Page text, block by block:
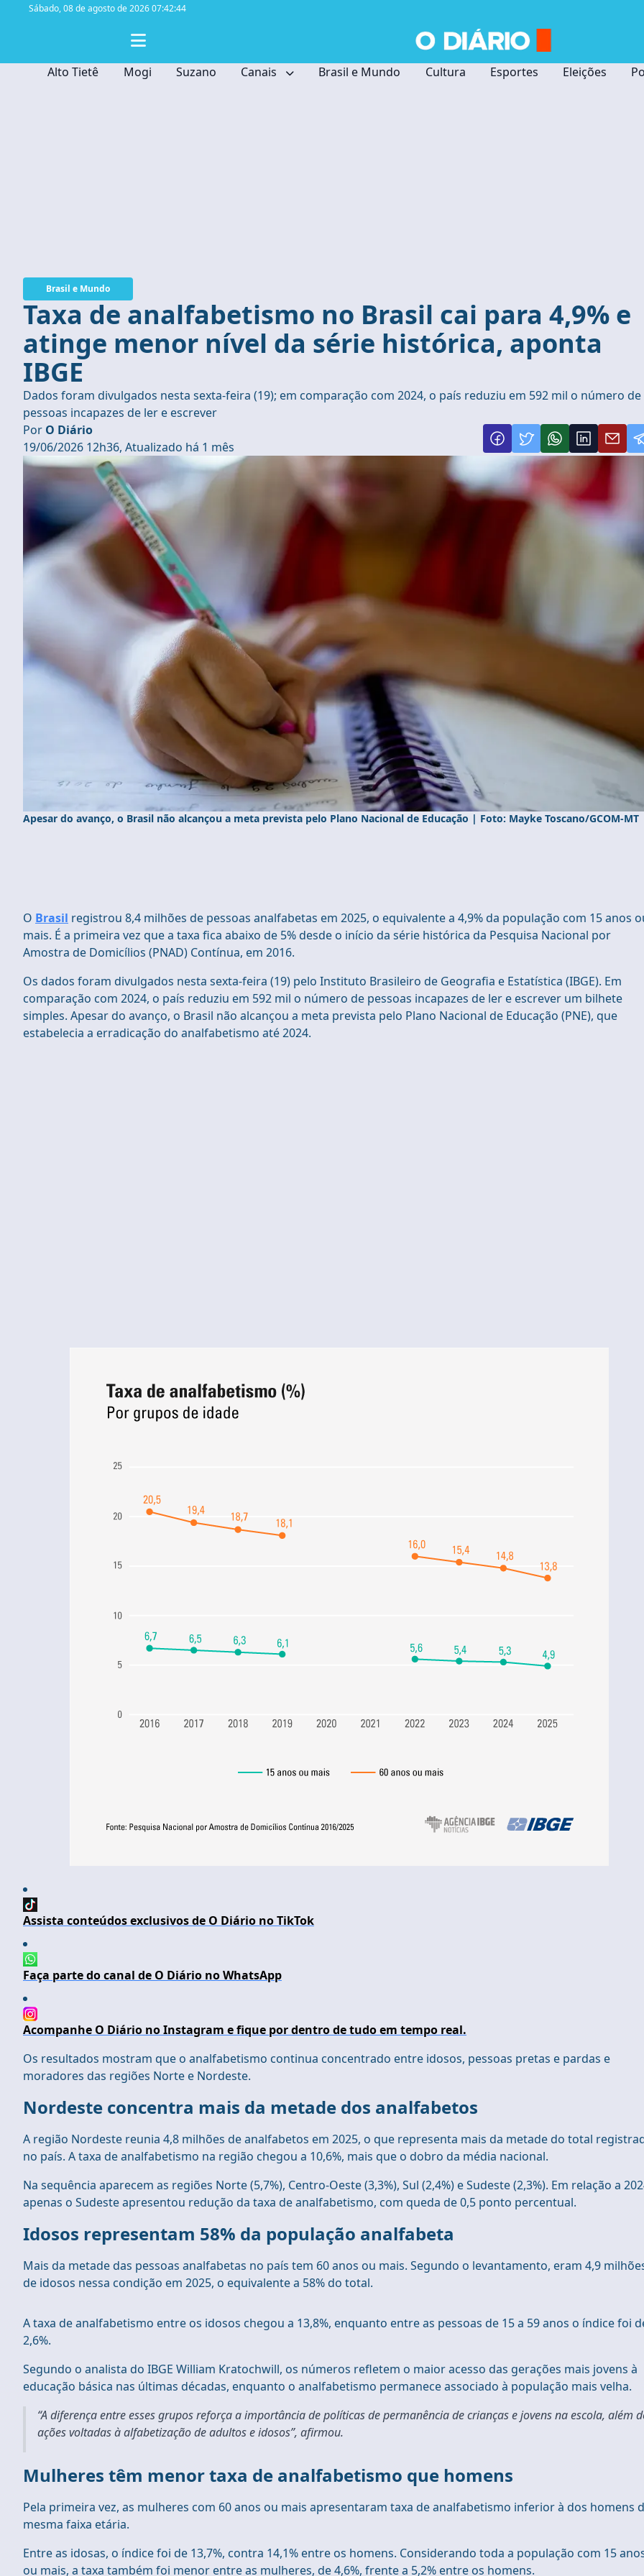
Sábado,08 de agosto de 2026 07:42:45
Alto Tietê Mogi Suzano Canais Brasil e Mundo Cultura Esportes Eleições
Brasil e Mundo
Taxa de analfabetismo no Brasil cai para 4,9% e
atinge menor nível da série histórica, aponta
IBGE
Dados foram divulgados nesta sexta-feira (19); em comparação com 2024, o país reduziu em 592 mil o número de
pessoas incapazes de ler e escrever
Por O Diário
19/06/2026 12h36, Atualizado há 1 mês
Apesar do avanço, o Brasil não alcançou a meta prevista pelo Plano Nacional de Educação | Foto: Mayke Toscano/GCOM-MT
O Brasil registrou 8,4 milhões de pessoas analfabetas em 2025, o equivalente a 4,9% da população com 15 anos
mais. É a primeira vez que a taxa fica abaixo de 5% desde o início da série histórica da Pesquisa Nacional por
Amostra de Domicílios (PNAD) Contínua, em 2016.
Os dados foram divulgados nesta sexta-feira (19) pelo Instituto Brasileiro de Geografia e Estatística (IBGE). Em
comparação com 2024, o país reduziu em 592 mil o número de pessoas incapazes de ler e escrever um bilhete
simples. Apesar do avanço, o Brasil não alcançou a meta prevista pelo Plano Nacional de Educação (PNE), que
estabelecia a erradicação do analfabetismo até 2024.
Assista conteúdos exclusivos de O Diário no TikTok
Faça parte do canal de O Diário no WhatsApp
Acompanhe O Diário no Instagram e fique por dentro de tudo em tempo real.
Os resultados mostram que o analfabetismo continua concentrado entre idosos, pessoas pretas e pardas e
moradores das regiões Norte e Nordeste.
Nordeste concentra mais da metade dos analfabetos
A região Nordeste reunia 4,8 milhões de analfabetos em 2025, o que representa mais da metade do total
no país. A taxa de analfabetismo na região chegou a 10,6%, mais que o dobro da média nacional.
Na sequência aparecem as regiões Norte (5,7%), Centro-Oeste (3,3%), Sul (2,4%) e Sudeste (2,3%). Em relação a
apenas o Sudeste apresentou redução da taxa de analfabetismo, com queda de 0,5 ponto percentual.
Idosos representam 58% da população analfabeta
Mais da metade das pessoas analfabetas no país tem 60 anos ou mais. Segundo o levantamento, eram 4,9
de idosos nessa condição em 2025, o equivalente a 58% do total.
A taxa de analfabetismo entre os idosos chegou a 13,8%, enquanto entre as pessoas de 15 a 59 anos o índice foi
2,6%.
Segundo o analista do IBGE William Kratochwill, os números refletem o maior acesso das gerações mais jovens à
educação básica nas últimas décadas, enquanto o analfabetismo permanece associado à população mais velha.
“A diferença entre esses grupos reforça a importância de políticas de permanência de crianças e jovens na escola, além
ações voltadas à alfabetização de adultos e idosos”, afirmou.
Mulheres têm menor taxa de analfabetismo que homens
Pela primeira vez, as mulheres com 60 anos ou mais apresentaram taxa de analfabetismo inferior à dos homens
mesma faixa etária.
Entre as idosas, o índice foi de 13,7%, contra 14,1% entre os homens. Considerando toda a população com 15
ou mais, a taxa também foi menor entre as mulheres, de 4,6%, frente a 5,2% entre os homens.